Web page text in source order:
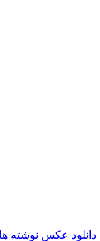
دانلود عکس نوشته